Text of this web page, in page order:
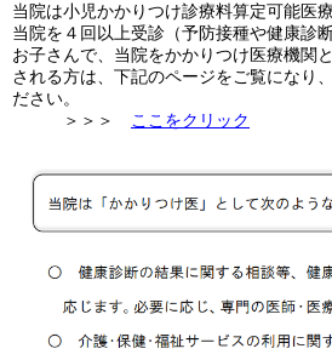
当院は小児かかりつけ診療料算定可能医療
当院を４回以上受診（予防接種や健康診
お子さんで、当院をかかりつけ医療機関
される方は、下記のページをご覧になり
ださい。
＞＞＞ ここをクリック